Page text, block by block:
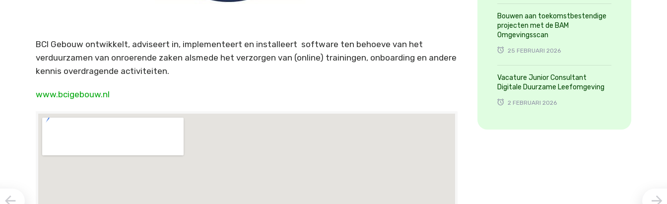
BCI Gebouw ontwikkelt, adviseert in, implementeert en installeert software ten behoeve van het
verduurzamen van onroerende zaken alsmede het verzorgen van (online) trainingen, onboarding en andere
kennis overdragende activiteiten.
www.bcigebouw.nl
Bouwen aan toekomstbestendige
projecten met de BAM
Omgevingsscan
25 FEBRUARI 2026
Vacature Junior Consultant
Digitale Duurzame Leefomgeving
2 FEBRUARI 2026